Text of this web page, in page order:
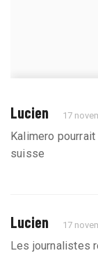
Lucien 17
Kalimero
suisse
Lucien 17
Les journalistes